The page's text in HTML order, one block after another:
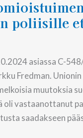
poliisille
asiassa C-
Fredman.
muutoksia
oli vastaanottanut
saadakseen